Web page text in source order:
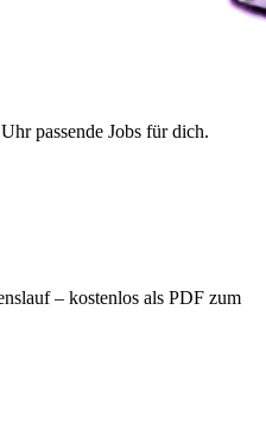
passende Jobs für dich.
– kostenlos als PDF zum